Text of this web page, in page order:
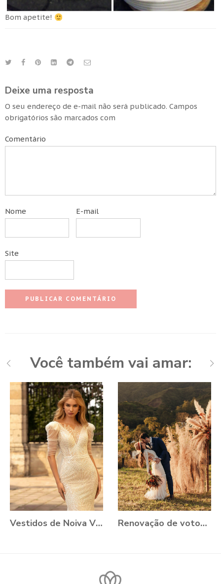
Bom apetite!
Deixe uma resposta
O seu endereço de e-mail não será publicado. Campos
obrigatórios são marcados com
Comentário
Nome E-mail
Site
Você também vai amar:
Vestidos de Noiva VONÁ Concept - Coleção Romance 2021 Renovação de votos: Aline e Danilo, Ouro Preto - MG